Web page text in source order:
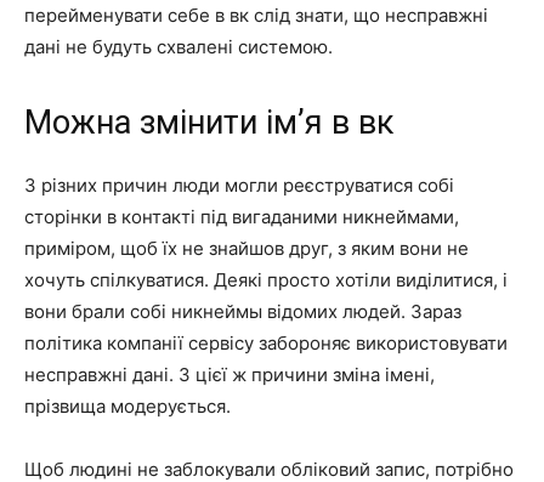
перейменувати себе в вк слід знати, що несправжні
дані не будуть схвалені системою.
Можна змінити ім’я в вк
З різних причин люди могли реєструватися собі
сторінки в контакті під вигаданими никнеймами,
приміром, щоб їх не знайшов друг, з яким вони не
хочуть спілкуватися. Деякі просто хотіли виділитися, і
вони брали собі никнеймы відомих людей. Зараз
політика компанії сервісу забороняє використовувати
несправжні дані. З цієї ж причини зміна імені,
прізвища модерується.
Щоб людині не заблокували обліковий запис, потрібно